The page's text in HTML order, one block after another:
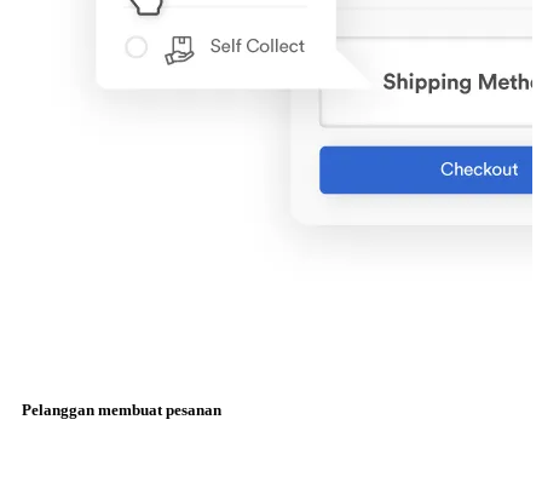
Pelanggan membuat pesanan